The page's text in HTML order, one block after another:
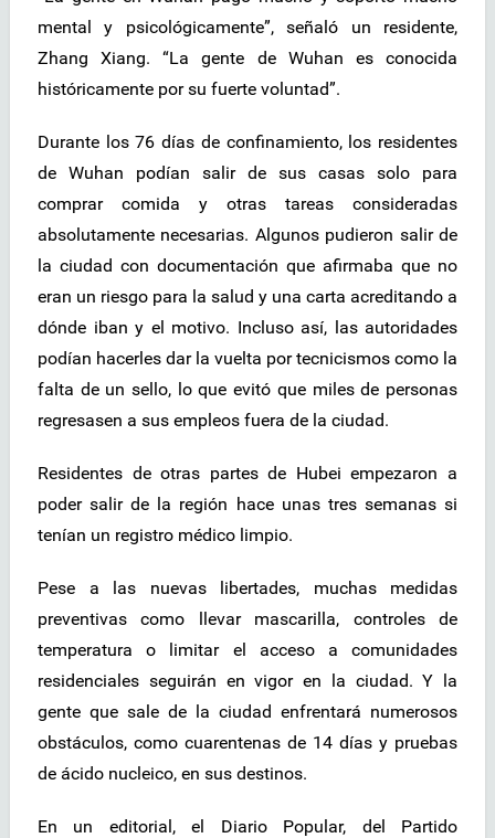
mental y psicológicamente”, señaló un residente,
Zhang Xiang. “La gente de Wuhan es conocida
históricamente por su fuerte voluntad”.
Durante los 76 días de confinamiento, los residentes
de Wuhan podían salir de sus casas solo para
comprar comida y otras tareas consideradas
absolutamente necesarias. Algunos pudieron salir de
la ciudad con documentación que afirmaba que no
eran un riesgo para la salud y una carta acreditando a
dónde iban y el motivo. Incluso así, las autoridades
podían hacerles dar la vuelta por tecnicismos como la
falta de un sello, lo que evitó que miles de personas
regresasen a sus empleos fuera de la ciudad.
Residentes de otras partes de Hubei empezaron a
poder salir de la región hace unas tres semanas si
tenían un registro médico limpio.
Pese a las nuevas libertades, muchas medidas
preventivas como llevar mascarilla, controles de
temperatura o limitar el acceso a comunidades
residenciales seguirán en vigor en la ciudad. Y la
gente que sale de la ciudad enfrentará numerosos
obstáculos, como cuarentenas de 14 días y pruebas
de ácido nucleico, en sus destinos.
En un editorial, el Diario Popular, del Partido